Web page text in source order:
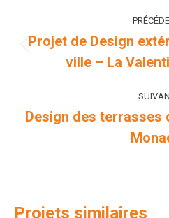
de
commentaire
Projet de Design
ville – La
Design des terrasses
Projets similaires